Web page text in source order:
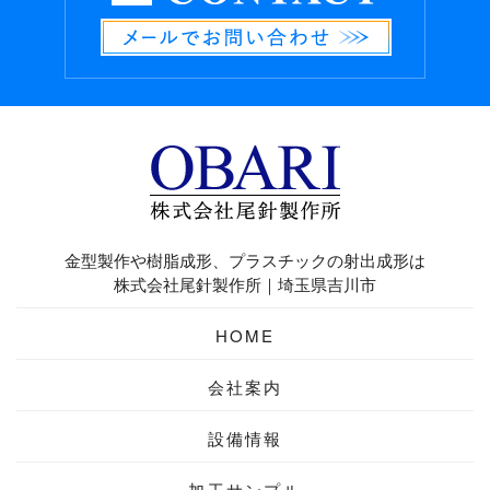
金型製作や樹脂成形、プラスチックの射出成形は
株式会社尾針製作所｜埼玉県吉川市
HOME
会社案内
設備情報